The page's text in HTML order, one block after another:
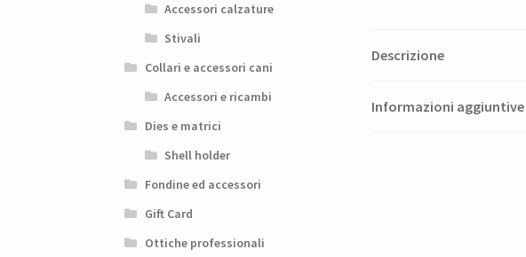
Descrizione
Informazioni aggiuntive
Accessori calzature
Stivali
Collari e accessori cani
Accessori e ricambi
Dies e matrici
Shell holder
Fondine ed accessori
Gift Card
Ottiche professionali